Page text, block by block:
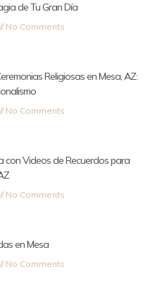
de Tu Gran Día
No Comments
Religiosas en Mesa, AZ:
No Comments
con Videos de Recuerdos para
No Comments
en Mesa
No Comments